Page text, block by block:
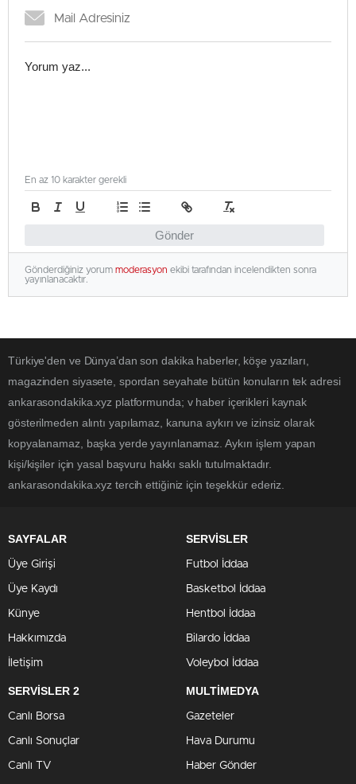
Gönder
En az 10 karakter gerekli
Gönderdiğiniz yorum moderasyon ekibi tarafından incelendikten sonra
yayınlanacaktır.
Türkiye'den ve Dünya’dan son dakika haberler, köşe yazıları,
magazinden siyasete, spordan seyahate bütün konuların tek adresi
ankarasondakika.xyz platformunda; v haber içerikleri kaynak
gösterilmeden alıntı yapılamaz, kanuna aykırı ve izinsiz olarak
kopyalanamaz, başka yerde yayınlanamaz. Aykırı işlem yapan
kişi/kişiler için yasal başvuru hakkı saklı tutulmaktadır.
ankarasondakika.xyz tercih ettiğiniz için teşekkür ederiz.
SAYFALAR
Üye Girişi
Üye Kaydı
Künye
Hakkımızda
İletişim
SERVİSLER
Futbol İddaa
Basketbol İddaa
Hentbol İddaa
Bilardo İddaa
Voleybol İddaa
SERVİSLER 2
Canlı Borsa
Canlı Sonuçlar
Canlı TV
MULTİMEDYA
Gazeteler
Hava Durumu
Haber Gönder